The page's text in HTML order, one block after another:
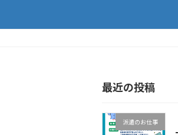
最近の投稿
派遣のお仕事